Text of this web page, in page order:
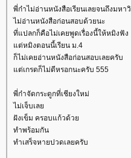
พี่ก๋าไม่อ่านหนังสือเรียนเลยจนถึงมหา
ไม่อ่านหนังสือก่อนสอบด้วยนะ
ที่แปลกก็คือไม่เคยพูดเรื่องนี้ให้หมิงฟัง
ต่หมิงตอนนี้เรียน ม.4
ก็ไม่เคยอ่านหนังสือก่อนสอบเลยครับ
ต่เกรดก็ไม่ดีหรอกนะครับ 555
พี่ก๋าจัดกระดูกที่เชียงใหม่
ไม่เจ็บเล
ฝังเข็ม ครอบแก้วด้ว
ทำพร้อมกัน
ทำเสร็จหายปวดเลยครับ